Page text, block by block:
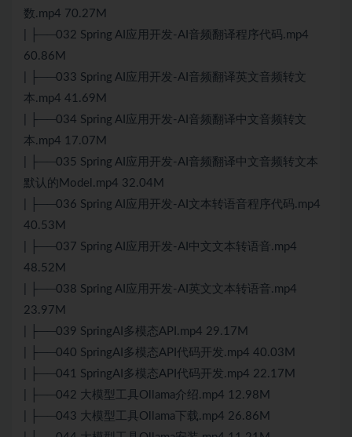
数.mp4 70.27M
| ├──032 Spring AI应用开发-AI音频翻译程序代码.mp4
60.86M
| ├──033 Spring AI应用开发-AI音频翻译英文音频转文
本.mp4 41.69M
| ├──034 Spring AI应用开发-AI音频翻译中文音频转文
本.mp4 17.07M
| ├──035 Spring AI应用开发-AI音频翻译中文音频转文本
默认的Model.mp4 32.04M
| ├──036 Spring AI应用开发-AI文本转语音程序代码.mp4
40.53M
| ├──037 Spring AI应用开发-AI中文文本转语音.mp4
48.52M
| ├──038 Spring AI应用开发-AI英文文本转语音.mp4
23.97M
| ├──039 SpringAI多模态API.mp4 29.17M
| ├──040 SpringAI多模态API代码开发.mp4 40.03M
| ├──041 SpringAI多模态API代码开发.mp4 22.17M
| ├──042 大模型工具Ollama介绍.mp4 12.98M
| ├──043 大模型工具Ollama下载.mp4 26.86M